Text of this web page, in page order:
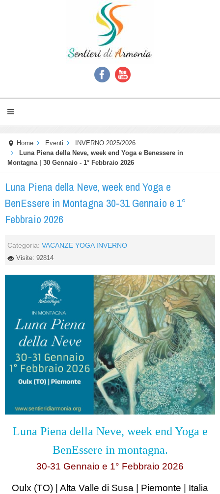
Home Eventi
INVERNO 2025/2026
Luna Piena della Neve, week end Yoga e Benessere in
Montagna | 30 Gennaio - 1° Febbraio 2026
Luna Piena della Neve, week end Yoga e
BenEssere in Montagna 30-31 Gennaio e 1°
Febbraio 2026
Categoria: VACANZE YOGA INVERNO
Visite: 92814
Luna Piena della Neve, week end Yoga e
BenEssere in montagna.
30-31 Gennaio e 1° Febbraio 2026
Oulx (TO) | Alta Valle di Susa | Piemonte | Italia